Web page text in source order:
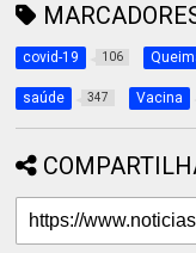
covid-19 106
saúde 347 Vacina